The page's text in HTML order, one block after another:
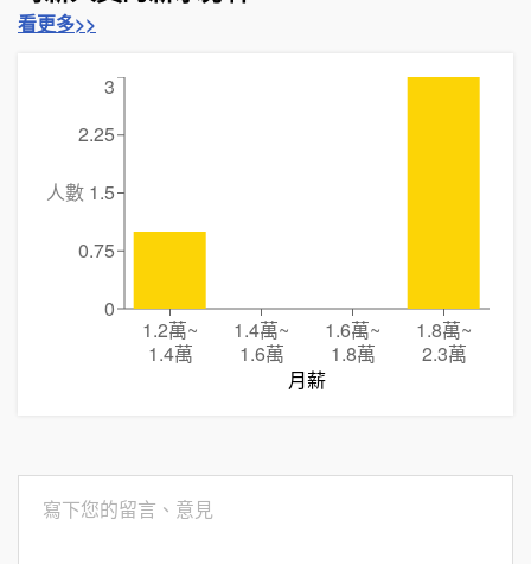
看更多>>
1.2萬~
1.4萬
1.4萬~
1.6萬
1.6萬~
1.8萬
1.8萬~
2.3萬
月薪
0
0.75
1.5
2.25
3
人數